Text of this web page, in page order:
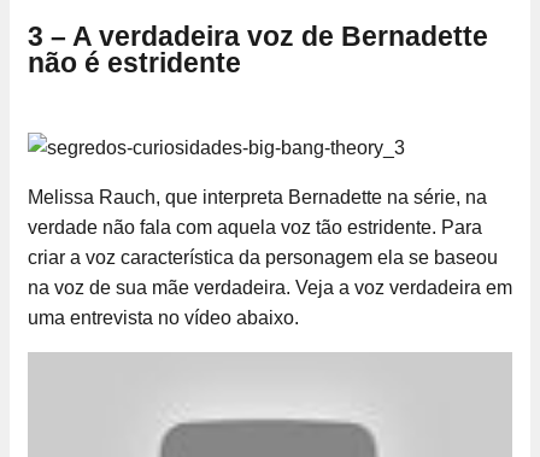
3 – A verdadeira voz de Bernadette
não é estridente
Melissa Rauch, que interpreta Bernadette na série, na
verdade não fala com aquela voz tão estridente. Para
criar a voz característica da personagem ela se baseou
na voz de sua mãe verdadeira. Veja a voz verdadeira em
uma entrevista no vídeo abaixo.